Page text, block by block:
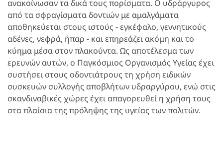
ανακοίνωσαν τα δικά τους πορίσματα. Ο υδράργυρος
από τα σφραγίσματα δοντιών με αμαλγάματα
αποθηκεύεται στους ιστούς - εγκέφαλο, γεννητικούς
αδένες, νεφρά, ήπαρ - και επηρεάζει ακόμη και το
κύημα μέσα στον πλακούντα. Ως αποτέλεσμα των
ερευνών αυτών, ο Παγκόσμιος Οργανισμός Υγείας έχει
συστήσει στους οδοντιάτρους τη χρήση ειδικών
συσκευών συλλογής αποβλήτων υδραργύρου, ενώ στις
σκανδιναβικές χώρες έχει απαγορευθεί η χρήση τους
στα πλαίσια της πρόληψης της υγείας των πολιτών.